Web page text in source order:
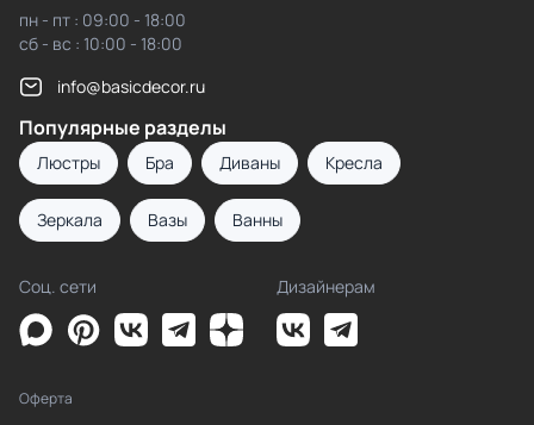
пн - пт : 09:00 - 18:00
сб - вс : 10:00 - 18:00
info@basicdecor.ru
Популярные разделы
Люстры Бра Диваны Кресла
Зеркала Вазы Ванны
Соц. сети Дизайнерам
Оферта